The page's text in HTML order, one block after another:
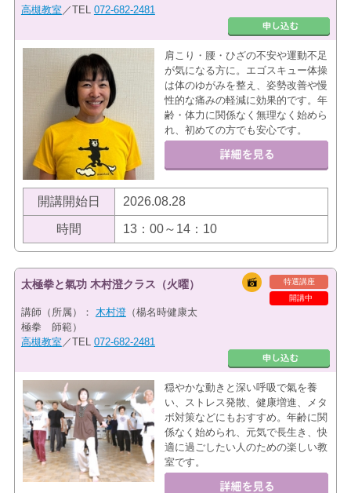
高槻教室 ／TEL 072-682-2481
肩こり・腰・ひざの不安や運動不足
が気になる方に。エゴスキュー体操
は体のゆがみを整え、姿勢改善や慢
性的な痛みの軽減に効果的です。年
齢・体力に関係なく無理なく始めら
れ、初めての方でも安心です。
開講開始日 2026.08.28
時間 13：00～14：10
特選講座
開講中
太極拳と氣功 木村澄クラス（火曜）
講師（所属）： 木村澄（楊名時健康太
極拳 師範）
高槻教室 ／TEL 072-682-2481
穏やかな動きと深い呼吸で氣を養
い、ストレス発散、健康増進、メタ
ボ対策などにもおすすめ。年齢に関
係なく始められ、元気で長生き、快
適に過ごしたい人のための楽しい教
室です。